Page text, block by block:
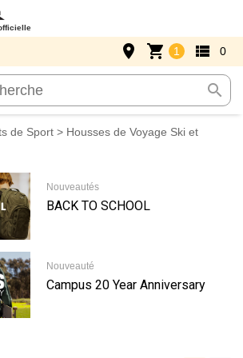
search
place shopping_cart 1 view_list 0
de Sport > Housses de Voyage Ski et
Nouveautés
BACK TO SCHOOL
Nouveauté
Campus 20 Year Anniversary